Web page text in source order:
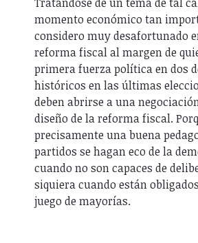
momento económico tan
considero muy desafortunado
reforma fiscal al margen de
primera fuerza política en dos
históricos en las últimas
deben abrirse a una
diseño de la reforma fiscal.
precisamente una buena
partidos se hagan eco de la
cuando no son capaces de
siquiera cuando están
juego de mayorías.